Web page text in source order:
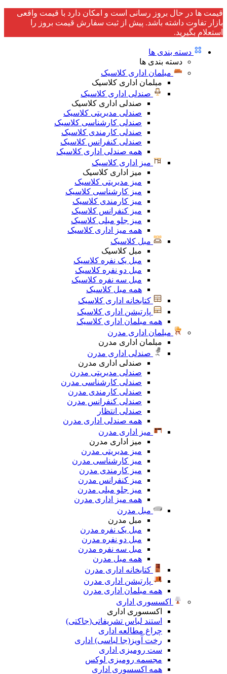
قیمت ها در حال بروز رسانی است و امکان دارد با قیمت واقعی
بازار تفاوت داشته باشد. پیش از ثبت سفارش قیمت بروز را
استعلام بگیرید.
دسته بندی ها
دسته بندی ها
مبلمان اداری کلاسیک
مبلمان اداری کلاسیک
صندلی اداری کلاسیک
صندلی اداری کلاسیک
صندلی مدیریتی کلاسیک
صندلی کارشناسی کلاسیک
صندلی کارمندی کلاسیک
صندلی کنفرانس کلاسیک
همه صندلی اداری کلاسیک
میز اداری کلاسیک
میز اداری کلاسیک
میز مدیریتی کلاسیک
میز کارشناسی کلاسیک
میز کارمندی کلاسیک
میز کنفرانس کلاسیک
میز جلو مبلی کلاسیک
همه میز اداری کلاسیک
مبل کلاسیک
مبل کلاسیک
مبل یک نفره کلاسیک
مبل دو نفره کلاسیک
مبل سه نفره کلاسیک
همه مبل کلاسیک
کتابخانه اداری کلاسیک
پارتیشن اداری کلاسیک
همه مبلمان اداری کلاسیک
مبلمان اداری مدرن
مبلمان اداری مدرن
صندلی اداری مدرن
صندلی اداری مدرن
صندلی مدیریتی مدرن
صندلی کارشناسی مدرن
صندلی کارمندی مدرن
صندلی کنفرانس مدرن
صندلی انتظار
همه صندلی اداری مدرن
میز اداری مدرن
میز اداری مدرن
میز مدیریتی مدرن
میز کارشناسی مدرن
میز کارمندی مدرن
میز کنفرانس مدرن
میز جلو مبلی مدرن
همه میز اداری مدرن
مبل مدرن
مبل مدرن
مبل یک نفره مدرن
مبل دو نفره مدرن
مبل سه نفره مدرن
همه مبل مدرن
کتابخانه اداری مدرن
پارتیشن اداری مدرن
همه مبلمان اداری مدرن
اکسسوری اداری
اکسسوری اداری
استند لباس تشریفاتی(جاکتی)
چراغ مطالعه اداری
رخت آویز(جا لباسی) اداری
ست رومیزی اداری
مجسمه رومیزی لوکس
همه اکسسوری اداری